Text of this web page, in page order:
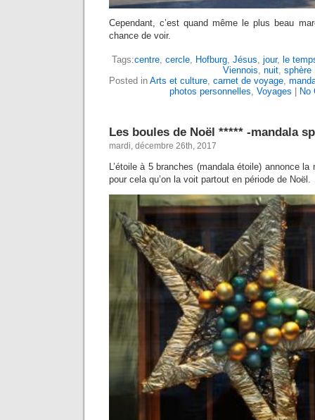
Cependant, c’est quand même le plus beau
chance de voir.
Tags:centre cercle Hofburg Jésus jour, le
Viennois nuit sphère
Posted in Arts et culture carnet de voyage
photos personnelles Voyages No
Les boules de Noël ***** -mandala
mardi, décembre 26th, 2017
L’étoile à 5 branches (mandala étoile) annonce
pour cela qu’on la voit partout en période de Noël.